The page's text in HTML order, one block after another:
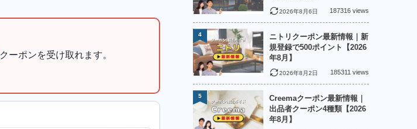
クーポンを受け取れます。
2026年8月6日 187316 views
ニトリクーポン最新情報｜新
規登録で500ポイント【2026
年8月】
2026年8月2日 185311 views
4
Creemaクーポン最新情報｜
出品者クーポン4種類【2026
年8月】
5